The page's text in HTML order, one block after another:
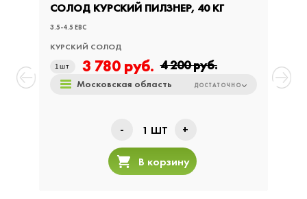
СОЛОД КУРСКИЙ ПИЛЗНЕР, 40 КГ
3.5-4.5 EBC
КУРСКИЙ СОЛОД
1шт 3 780 руб. 4 200руб.
Московская область ДОСТАТОЧНО
- 1 ШТ +
В корзину
1